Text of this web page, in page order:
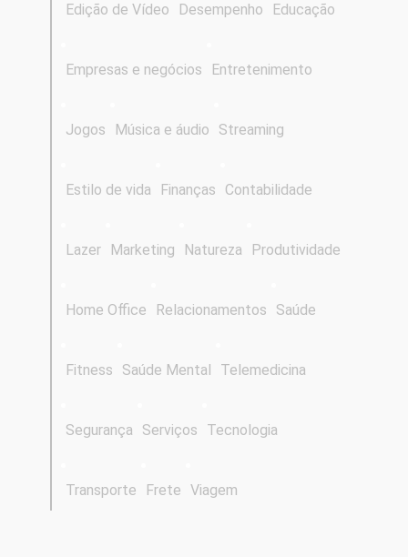
Edição de Vídeo Desempenho Educação
Empresas e negócios Entretenimento
Jogos Música e áudio Streaming
Estilo de vida Finanças Contabilidade
Lazer Marketing Natureza Produtividade
Home Office Relacionamentos Saúde
Fitness Saúde Mental Telemedicina
Segurança Serviços Tecnologia
Transporte Frete Viagem